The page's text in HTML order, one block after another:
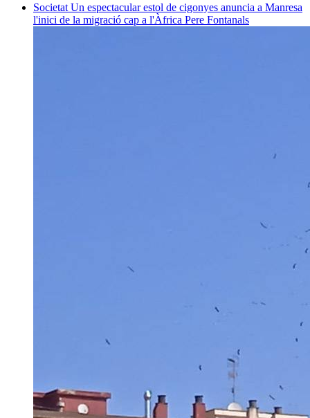
Societat Un espectacular estol de cigonyes anuncia a Manresa
l'inici de la migració cap a l'Àfrica Pere Fontanals